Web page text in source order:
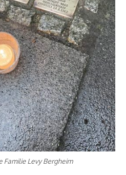
Familie Levy Bergheim